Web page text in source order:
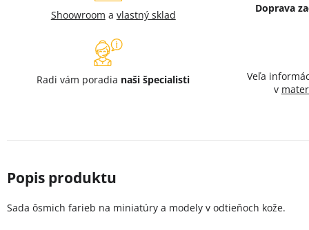
Shoowroom a vlastný sklad
Doprava
Radi vám poradia naši špecialisti
Veľa
v
Sada ôsmich farieb na miniatúry a modely v odtieňoch kože.